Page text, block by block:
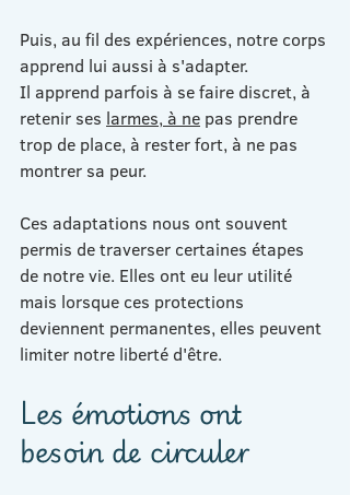
Puis, au fil des expériences, notre corps
apprend lui aussi à s'adapter.
Il apprend parfois à se faire discret, à
retenir ses larmes, à ne pas prendre
trop de place, à rester fort, à ne pas
montrer sa peur.
Ces adaptations nous ont souvent
permis de traverser certaines étapes
de notre vie. Elles ont eu leur utilité
mais lorsque ces protections
deviennent permanentes, elles peuvent
limiter notre liberté d'être.
Les émotions ont
besoin de circuler